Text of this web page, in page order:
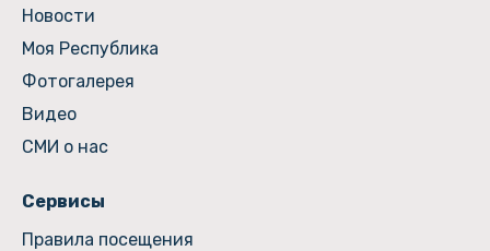
Новости
Моя Республика
Фотогалерея
Видео
СМИ о нас
Сервисы
Правила посещения